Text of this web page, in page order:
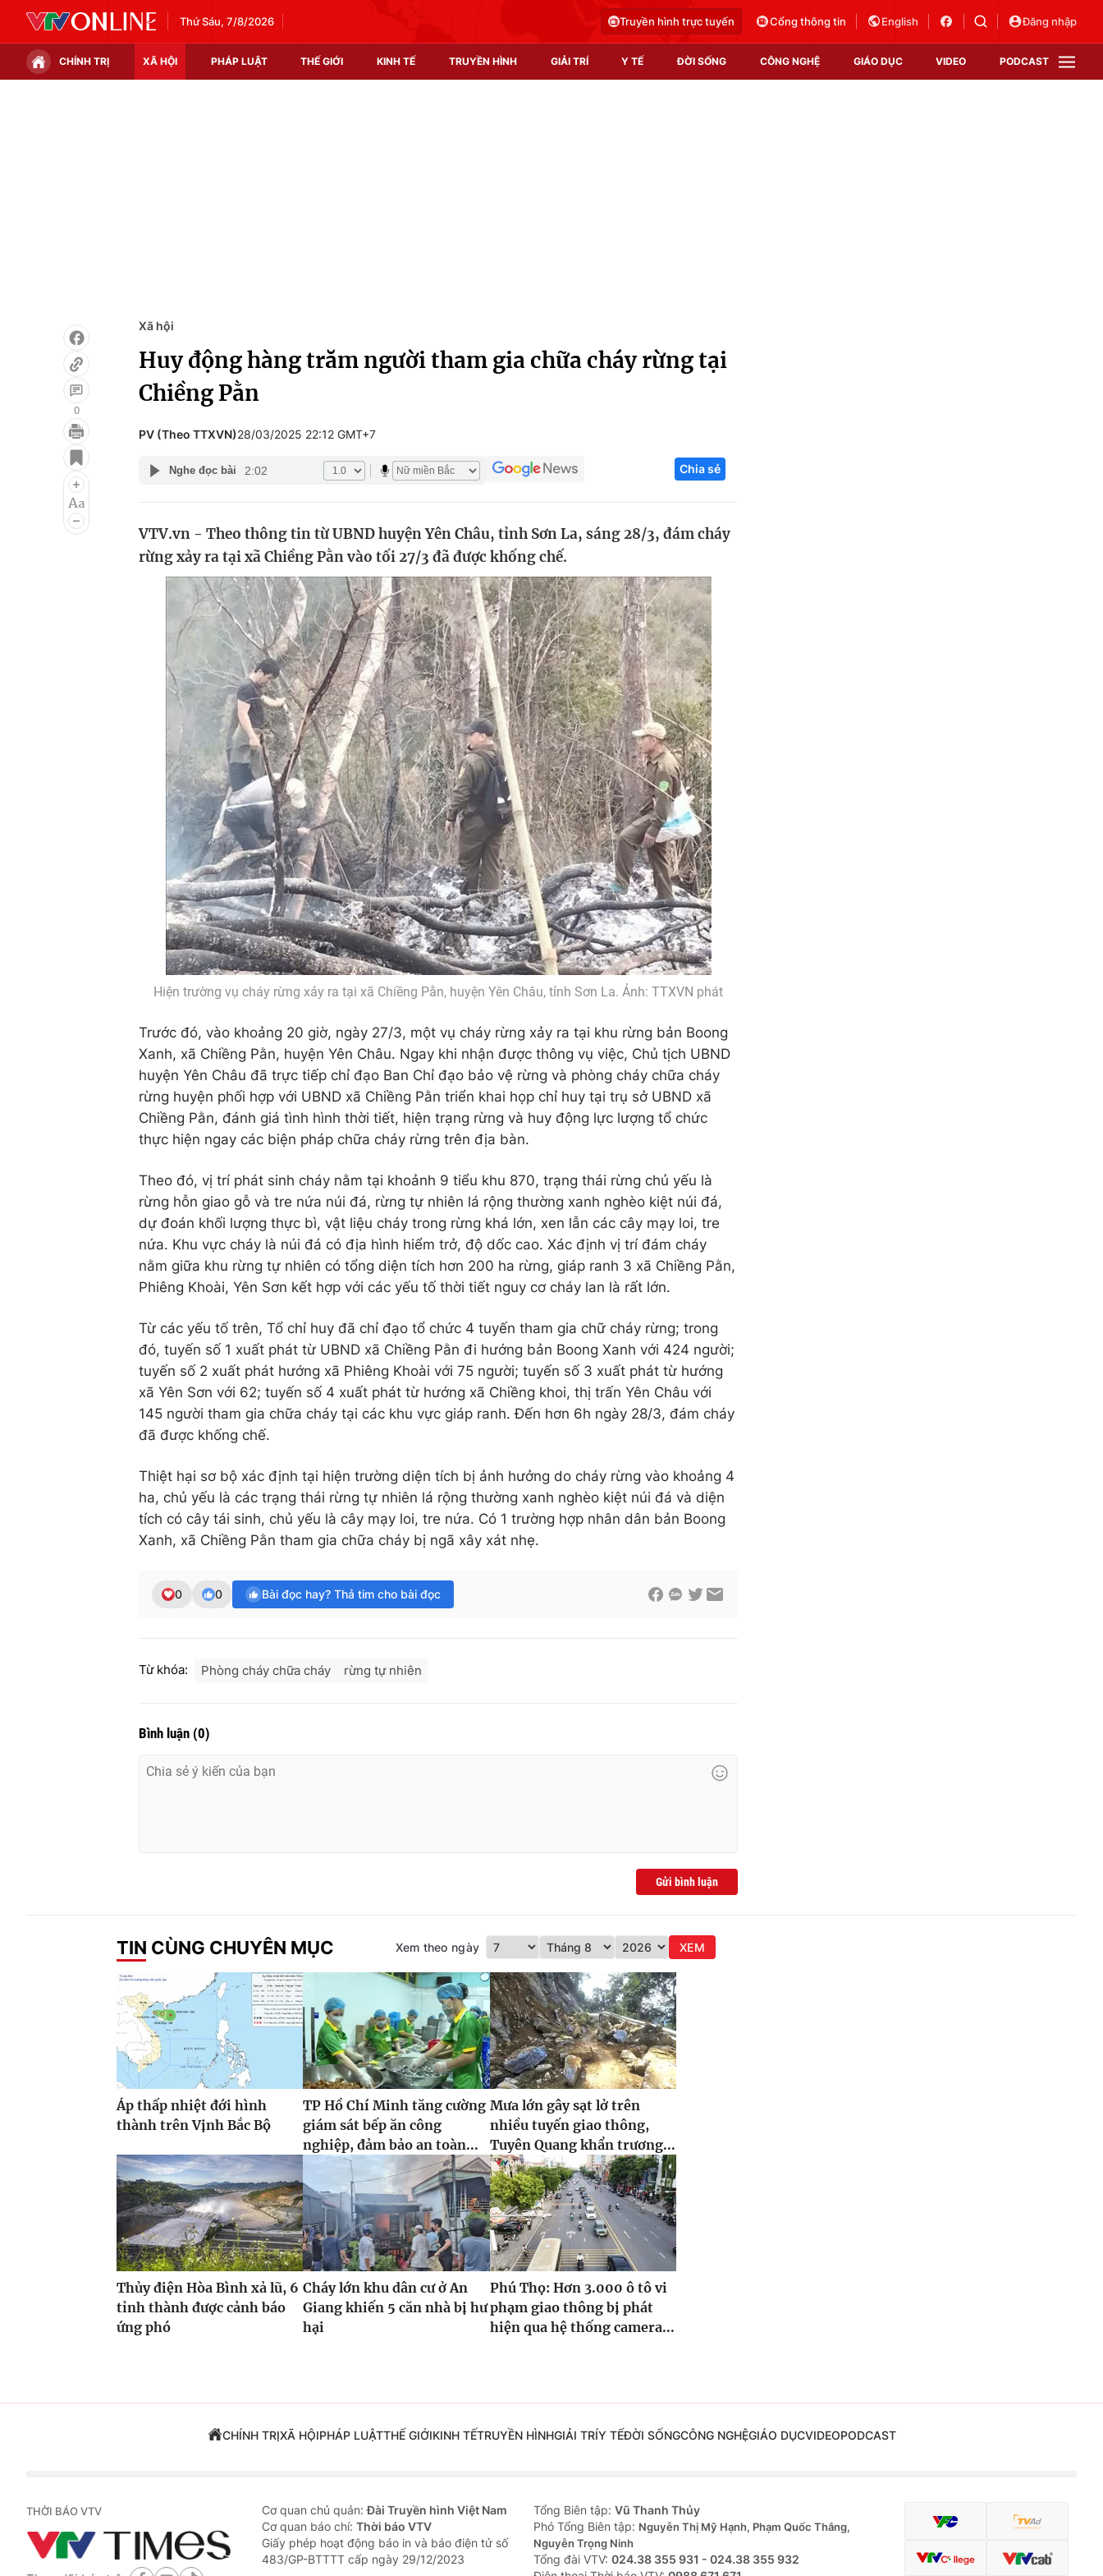
Thứ Sáu, 7/8/2026 Truyền hình trực tuyến Cổng thông tin English Đăng nhập
CHÍNH TRỊ XÃ HỘI PHÁP LUẬT THẾ GIỚI KINH TẾ TRUYỀN HÌNH GIẢI TRÍ Y TẾ ĐỜI SỐNG CÔNG NGHỆ GIÁO DỤC VIDEO PODCAST
Infographic
Điện ảnh
Âm nhạc
Du lịch
Chất lượng cuộc sống
Tuyển sinh
Hitech Công nghệ tương lai
Thị trường
Tư vấn
0
Xã hội
Huy động hàng trăm người tham gia chữa cháy rừng tại
Chiềng Pằn
PV (Theo TTXVN)28/03/2025 22:12 GMT+7
Nghe đọc bài 2:02 Chia sẻ
VTV.vn - Theo thông tin từ UBND huyện Yên Châu, tỉnh Sơn La, sáng 28/3, đám cháy
rừng xảy ra tại xã Chiềng Pằn vào tối 27/3 đã được khống chế.
Hiện trường vụ cháy rừng xảy ra tại xã Chiềng Pằn, huyện Yên Châu, tỉnh Sơn La. Ảnh: TTXVN phát
Trước đó, vào khoảng 20 giờ, ngày 27/3, một vụ cháy rừng xảy ra tại khu rừng bản Boong
Xanh, xã Chiềng Pằn, huyện Yên Châu. Ngay khi nhận được thông vụ việc, Chủ tịch UBND
huyện Yên Châu đã trực tiếp chỉ đạo Ban Chỉ đạo bảo vệ rừng và phòng cháy chữa cháy
rừng huyện phối hợp với UBND xã Chiềng Pằn triển khai họp chỉ huy tại trụ sở UBND xã
Chiềng Pằn, đánh giá tình hình thời tiết, hiện trạng rừng và huy động lực lượng tổ chức
thực hiện ngay các biện pháp chữa cháy rừng trên địa bàn.
Theo đó, vị trí phát sinh cháy nằm tại khoảnh 9 tiểu khu 870, trạng thái rừng chủ yếu là
rừng hỗn giao gỗ và tre nứa núi đá, rừng tự nhiên lá rộng thường xanh nghèo kiệt núi đá,
dự đoán khối lượng thực bì, vật liệu cháy trong rừng khá lớn, xen lẫn các cây mạy loi, tre
nứa. Khu vực cháy là núi đá có địa hình hiểm trở, độ dốc cao. Xác định vị trí đám cháy
nằm giữa khu rừng tự nhiên có tổng diện tích hơn 200 ha rừng, giáp ranh 3 xã Chiềng Pằn,
Phiêng Khoài, Yên Sơn kết hợp với các yếu tố thời tiết nguy cơ cháy lan là rất lớn.
Từ các yếu tố trên, Tổ chỉ huy đã chỉ đạo tổ chức 4 tuyến tham gia chữ cháy rừng; trong
đó, tuyến số 1 xuất phát từ UBND xã Chiềng Pằn đi hướng bản Boong Xanh với 424 người;
tuyến số 2 xuất phát hướng xã Phiêng Khoài với 75 người; tuyến số 3 xuất phát từ hướng
xã Yên Sơn với 62; tuyến số 4 xuất phát từ hướng xã Chiềng khoi, thị trấn Yên Châu với
145 người tham gia chữa cháy tại các khu vực giáp ranh. Đến hơn 6h ngày 28/3, đám cháy
đã được khống chế.
Thiệt hại sơ bộ xác định tại hiện trường diện tích bị ảnh hưởng do cháy rừng vào khoảng 4
ha, chủ yếu là các trạng thái rừng tự nhiên lá rộng thường xanh nghèo kiệt núi đá và diện
tích có cây tái sinh, chủ yếu là cây mạy loi, tre nứa. Có 1 trường hợp nhân dân bản Boong
Xanh, xã Chiềng Pằn tham gia chữa cháy bị ngã xây xát nhẹ.
0 0 Bài đọc hay? Thả tim cho bài đọc
Từ khóa: Phòng cháy chữa cháy rừng tự nhiên
Bình luận (0)
Gửi bình luận
TIN CÙNG CHUYÊN MỤC Xem theo ngày XEM
Áp thấp nhiệt đới hình
thành trên Vịnh Bắc Bộ
TP Hồ Chí Minh tăng cường
giám sát bếp ăn công
nghiệp, đảm bảo an toàn...
Mưa lớn gây sạt lở trên
nhiều tuyến giao thông,
Tuyên Quang khẩn trương...
Thủy điện Hòa Bình xả lũ, 6
tỉnh thành được cảnh báo
ứng phó
Cháy lớn khu dân cư ở An
Giang khiến 5 căn nhà bị hư
hại
Phú Thọ: Hơn 3.000 ô tô vi
phạm giao thông bị phát
hiện qua hệ thống camera...
CHÍNH TRỊXÃ HỘIPHÁP LUẬTTHẾ GIỚIKINH TẾTRUYỀN HÌNHGIẢI TRÍY TẾĐỜI SỐNGCÔNG NGHỆGIÁO DỤCVIDEOPODCAST
THỜI BÁO VTV Cơ quan chủ quản:Đài Truyền hình Việt Nam
Cơ quan báo chí: Thời báo VTV
Giấy phép hoạt động báo in và báo điện tử số
483/GP-BTTTT cấp ngày 29/12/2023
Tổng Biên tập: Vũ Thanh Thủy
Phó Tổng Biên tập: Nguyễn Thị Mỹ Hạnh, Phạm Quốc Thắng,
Nguyễn Trọng Ninh
Tổng đài VTV: 024.38 355 931 - 024.38 355 932